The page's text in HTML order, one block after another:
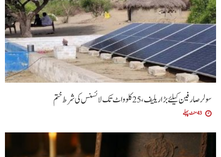
سولر صارفین کیلئے بڑا ریلیف، 25 کلوواٹ تک لائسنس کی شرط ختم
43 منٹ پہلے